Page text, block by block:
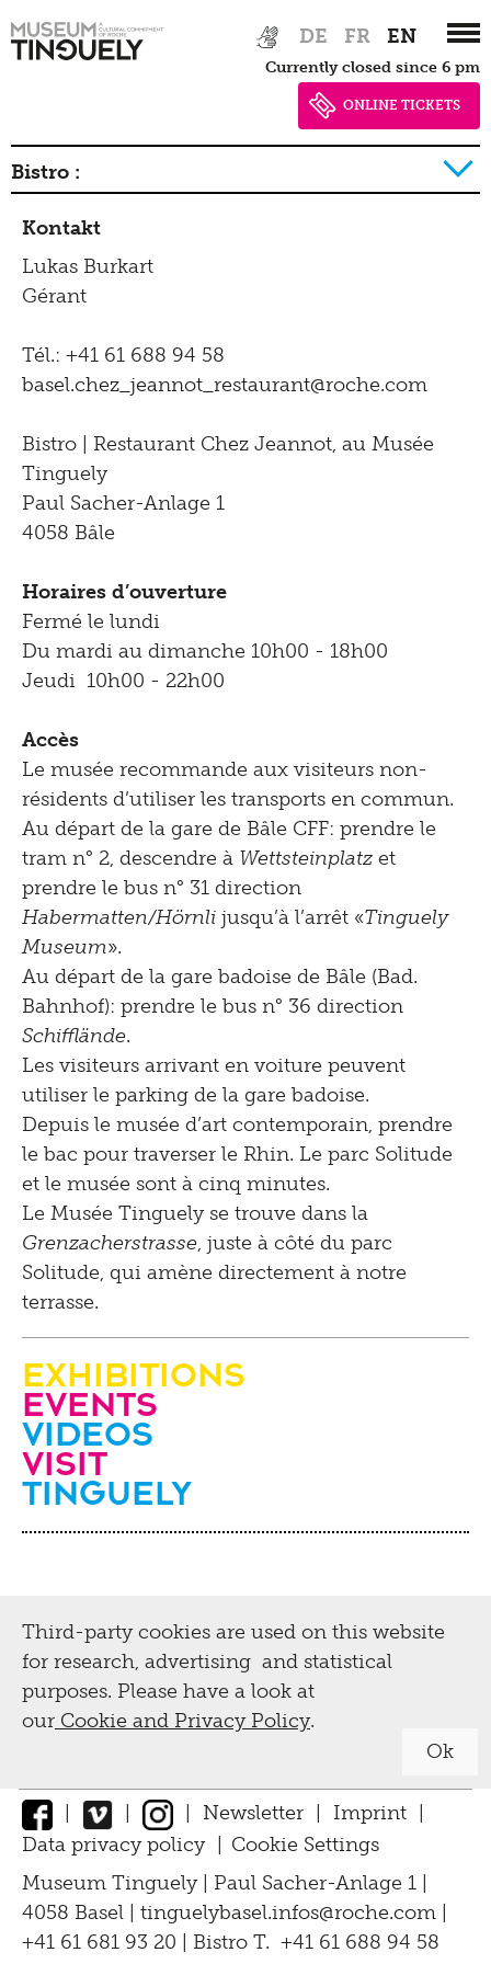
Hauptnavigation
to
DE FR EN
Currently closed since 6 pm
ONLINE TICKETS
Bistro :
Offre Brunch
Soirée Truffes
Conservation
Schauatelier
Tinguely Studies
100 Years Jean Tinguely
Machine Builder
Contact
Inclusive
Walking
Learning
Inclusive culture
Impressum | Data
privacy
Newsletter
Bistro
Offering
Picknick
Contact
Bistro
Kontakt
Lukas Burkart
Gérant
Tél.: +41 61 688 94 58
basel.chez_jeannot_restaurant@roche.com
Bistro | Restaurant Chez Jeannot, au Musée
Tinguely
Paul Sacher-Anlage 1
4058 Bâle
Horaires d’ouverture
Fermé le lundi
Du mardi au dimanche 10h00 - 18h00
Jeudi 10h00 - 22h00
Accès
Le musée recommande aux visiteurs non-
résidents d’utiliser les transports en commun.
Au départ de la gare de Bâle CFF: prendre le
tram n° 2, descendre à Wettsteinplatz et
prendre le bus n° 31 direction
Habermatten/Hörnli jusqu’à l’arrêt «Tinguely
Museum».
Au départ de la gare badoise de Bâle (Bad.
Bahnhof): prendre le bus n° 36 direction
Schifflände.
Les visiteurs arrivant en voiture peuvent
utiliser le parking de la gare badoise.
Depuis le musée d’art contemporain, prendre
le bac pour traverser le Rhin. Le parc Solitude
et le musée sont à cinq minutes.
Le Musée Tinguely se trouve dans la
Grenzacherstrasse, juste à côté du parc
Solitude, qui amène directement à notre
terrasse.
Exhibitions
Events
Videos
visit
Tinguely
Third-party cookies are used on this website
for research, advertising and statistical
purposes. Please have a look at
our Cookie and Privacy Policy.
Ok
Newsletter Imprint
Data privacy policy
Cookie Settings
Museum Tinguely | Paul Sacher-Anlage 1 |
4058 Basel | tinguelybasel.infos@roche.com
+41 61 681 93 20 | Bistro T. +41 61 688 94 58